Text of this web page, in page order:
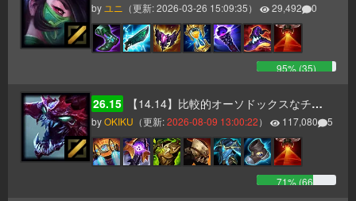
by ユニ （更新:2026-03-26 15:09:35） 29,492 0
95% (35)
26.15 【14.14】比較的オーソドックスなチョガスガイド（タンク、AP二本立て）
byOKIKU （更新:2026-08-09 13:00:22） 117,080 5
71% (66